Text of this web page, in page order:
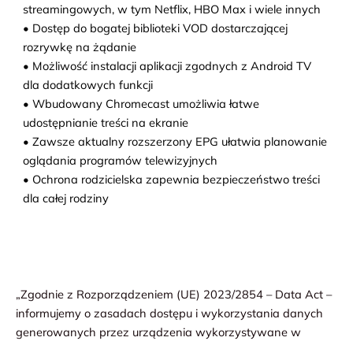
streamingowych, w tym Netflix, HBO Max i wiele innych
• Dostęp do bogatej biblioteki VOD dostarczającej
rozrywkę na żądanie
• Możliwość instalacji aplikacji zgodnych z Android TV
dla dodatkowych funkcji
• Wbudowany Chromecast umożliwia łatwe
udostępnianie treści na ekranie
• Zawsze aktualny rozszerzony EPG ułatwia planowanie
oglądania programów telewizyjnych
• Ochrona rodzicielska zapewnia bezpieczeństwo treści
dla całej rodziny
„Zgodnie z Rozporządzeniem (UE) 2023/2854 – Data Act –
informujemy o zasadach dostępu i wykorzystania danych
generowanych przez urządzenia wykorzystywane w